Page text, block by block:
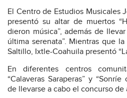
El Centro de Estudios Musicales
presentó su altar de muertos
dieron música”, además de
última serenata”. Mientras que
Saltillo, Ixtle-Coahuila presentó
En diferentes centros
“Calaveras Saraperas” y
de llevarse a cabo el concurso de